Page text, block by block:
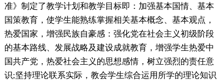
准》制定了教学计划和教学目标即：加强基本国情、基本
国策教育，使学生能熟练掌握相关基本概念、基本观点，
热爱国家，增强民族自豪感：强化党在社会主义初级阶段
的基本路线、发展战略及建设成就教育，增强学生热爱中
国共产党，热爱社会主义的思想感情，树立强烈的责任意
识;坚持理论联系实际，教会学生综合运用所学的理论知识